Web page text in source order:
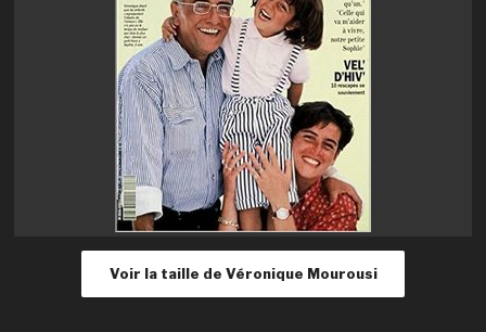
Voir la taille de Véronique Mourousi